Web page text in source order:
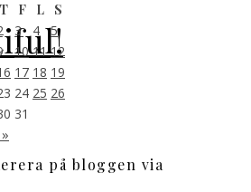
T F L
S
3 4
5
10 11 12
17 18 19
24 25 26
31
på bloggen via